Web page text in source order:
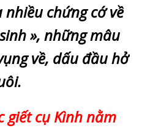
chứng cớ về
», những mâu
về, dấu đầu hở
giết cụ Kình nằm